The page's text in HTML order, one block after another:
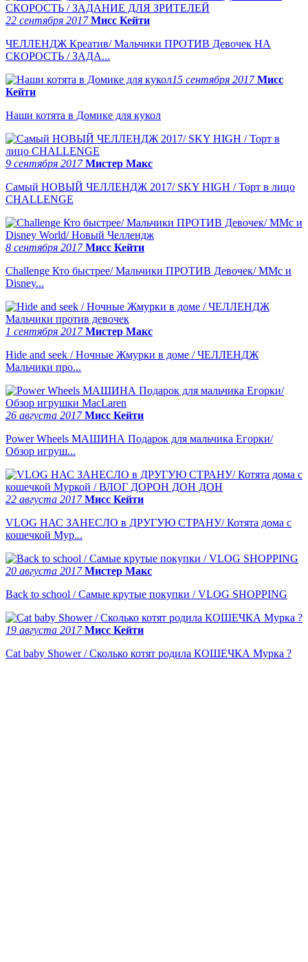
22 сентября 2017Мисс Кейти
ЧЕЛЛЕНДЖ Креатив/ Мальчики ПРОТИВ Девочек НА
СКОРОСТЬ / ЗАДА...
15 сентября 2017Мисс
Кейти
Наши котята в Домике для кукол
9 сентября 2017Мистер Макс
Самый НОВЫЙ ЧЕЛЛЕНДЖ 2017/ SKY HIGH / Торт в лицо
CHALLENGE
8 сентября 2017Мисс Кейти
Challenge Кто быстрее/ Мальчики ПРОТИВ Девочек/ ММс и
Disney...
1 сентября 2017Мистер Макс
Hide and seek / Ночные Жмурки в доме / ЧЕЛЛЕНДЖ
Мальчики про...
26 августа 2017Мисс Кейти
Power Wheels МАШИНА Подарок для мальчика Егорки/
Обзор игруш...
22 августа 2017Мисс Кейти
VLOG НАС ЗАНЕСЛО в ДРУГУЮ СТРАНУ/ Котята дома с
кошечкой Мур...
20 августа 2017Мистер Макс
Back to school / Самые крутые покупки / VLOG SHOPPING
19 августа 2017Мисс Кейти
Cat baby Shower / Сколько котят родила КОШЕЧКА Мурка ?